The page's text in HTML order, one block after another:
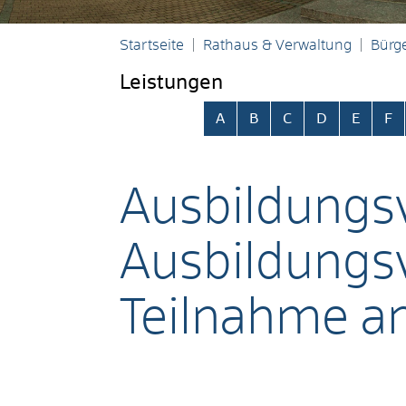
Startseite Rathaus & Verwaltung
Leistungen
Alphabetisches Register
A B C D E F
Teilnahme